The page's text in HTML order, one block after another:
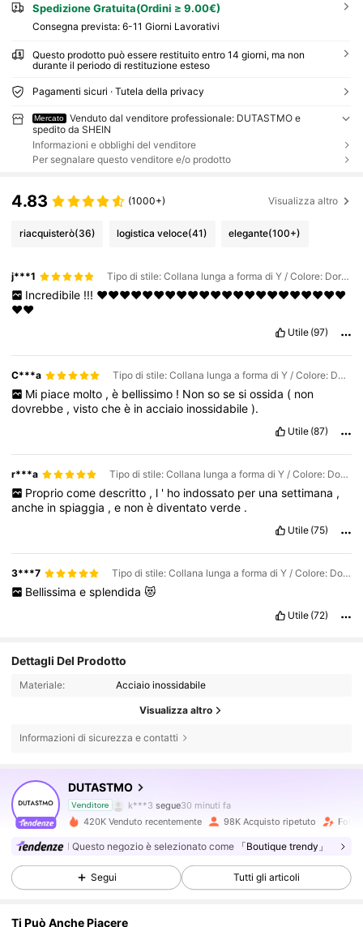
Spedizione Gratuita(Ordini ≥ 9.00€)
Consegna prevista: 6-11 Giorni Lavorativi
Questo prodotto può essere restituito entro 14 giorni, ma non
durante il periodo di restituzione esteso
Pagamenti sicuri · Tutela della privacy
Mercato
Venduto dal venditore professionale: DUTASTMO e
spedito da SHEIN
Informazioni e obblighi del venditore
Per segnalare questo venditore e/o prodotto
4.83 (1000+) Visualizza altro
riacquisterò(36) logistica veloce(41) elegante(100+)
j***1 Tipo di stile: Collana lunga a forma di Y / Colore: Dorato / Misure: Tagli Unica
Incredibile !!! ❤️❤️❤️❤️❤️❤️❤️❤️❤️❤️❤️❤️❤️❤️❤️❤️❤️❤️❤️❤️❤️❤️
❤️❤️
Utile (97)
C***a Tipo di stile: Collana lunga a forma di Y / Colore: Dorato / Misure: Tagli Unica
Mi piace molto , è bellissimo ! Non so se si ossida ( non
dovrebbe ,vistocheè inacciaio inossidabile).
Utile (87)
r***a Tipo di stile: Collana lunga a forma di Y / Colore: Dorato / Misure: Tagli Unica
Proprio come descritto , l ' ho indossato per una settimana ,
anche inspiaggia ,e nonèdiventatoverde .
Utile (75)
3***7 Tipo di stile: Collana lunga a forma di Y / Colore: Dorato / Misure: Tagli Unica
Bellissima e splendida 😻
Utile (72)
Dettagli Del Prodotto
Materiale: Acciaio inossidabile
Visualizza altro
Informazioni di sicurezza e contatti
DUTASTMO
Venditore k***3 segue30 minuti fa
15K Follower
420K Venduto recentemente 98K Acquisto ripetuto
Questo negozio è selezionato come 「Boutique trendy」
Segui Tutti gli articoli
Ti Può Anche Piacere